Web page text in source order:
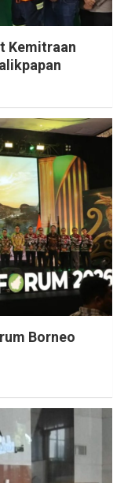
Kemitraan
Borneo